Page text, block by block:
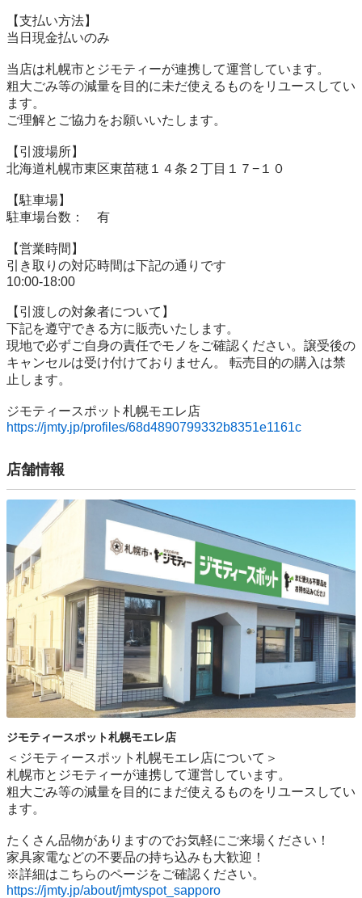
【⽀払い⽅法】
当⽇現⾦払いのみ
当店は札幌市とジモティーが連携して運営しています。
粗⼤ごみ等の減量を⽬的に未だ使えるものをリユースしてい
ます。
ご理解とご協力をお願いいたします。
【引渡場所】
北海道札幌市東区東苗穂１４条２丁目１７−１０
【駐⾞場】
駐車場台数：　有
【営業時間】
引き取りの対応時間は下記の通りです
10:00-18:00
【引渡しの対象者について】
下記を遵守できる⽅に販売いたします。
現地で必ずご⾃⾝の責任でモノをご確認ください。譲受後の
キャンセルは受け付けておりません。 転売⽬的の購⼊は禁
⽌します。
https://jmty.jp/profiles/68d4890799332b8351e1161c
店舗情報
ジモティースポット札幌モエレ店
＜ジモティースポット札幌モエレ店について＞
札幌市とジモティーが連携して運営しています。
粗⼤ごみ等の減量を⽬的にまだ使えるものをリユースしてい
ます。
たくさん品物がありますのでお気軽にご来場ください！
家具家電などの不要品の持ち込みも大歓迎！
https://jmty.jp/about/jmtyspot_sapporo